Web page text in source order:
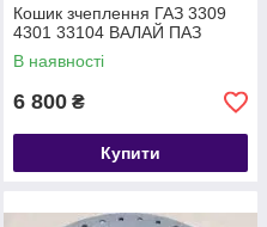
Кошик зчеплення ГАЗ 3309
4301 33104 ВАЛАЙ ПАЗ
В наявності
6 800 ₴
Купити